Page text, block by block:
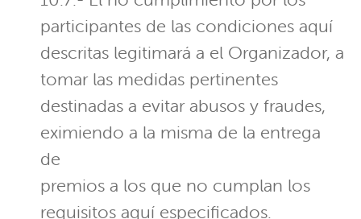
participantes de las condiciones aquí
descritas legitimará a el Organizador, a
tomar las medidas pertinentes
destinadas a evitar abusos y fraudes,
eximiendo a la misma de la entrega
de
premios a los que no cumplan los
requisitos aquí especificados.